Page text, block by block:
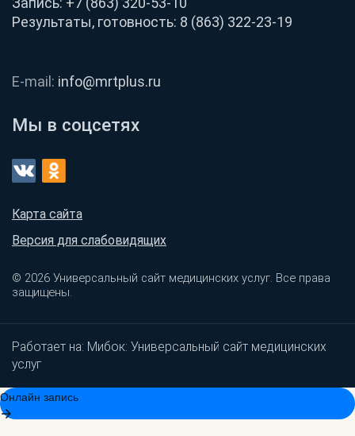
Результаты, готовность: 8 (863) 322-23-19
E-mail: info@mrtplus.ru
Мы в соцсетях
Карта сайта
Версия для слабовидящих
© 2026 Универсальный сайт медицинских услуг. Все права
защищены.
Работает на: Мибок: Универсальный сайт медицинских
услуг